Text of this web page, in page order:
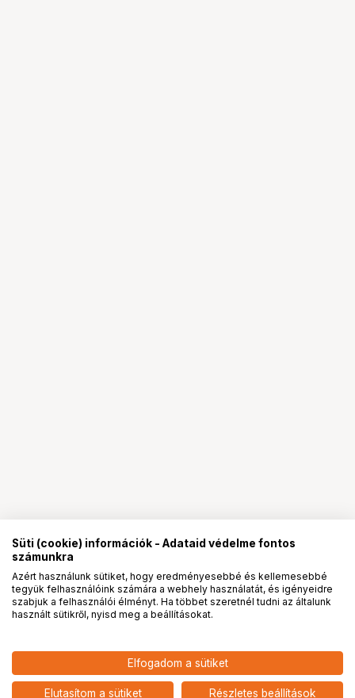
Insta360 X5 láthatatlan mikrofon
cold shoe adapter (RODE
mikrofonhoz)
PROpartnerségek
Süti (cookie) információk - Adataid védelme fontos
számunkra
Azért használunk sütiket, hogy eredményesebbé és kellemesebbé
tegyük felhasználóink számára a webhely használatát, és igényeidre
szabjuk a felhasználói élményt. Ha többet szeretnél tudni az általunk
használt sütikről, nyisd meg a beállításokat.
Elfogadom a sütiket
Elutasítom a sütiket Részletes beállítások